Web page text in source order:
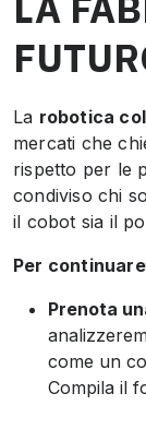
La robotica
mercati che
rispetto per le
condiviso chi
il cobot sia il
Per
Prenota
come un
Compila il